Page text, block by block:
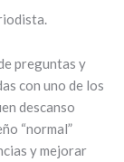
preguntas y
con uno de los
descanso
“normal”
y mejorar